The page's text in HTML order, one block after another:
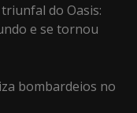
do Oasis:
e se tornou
bombardeios no